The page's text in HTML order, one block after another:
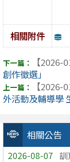
相關公告
2026-08-07 訓
相關附件
【2026-
創作徵選」
【2026-
外活動及輔導學